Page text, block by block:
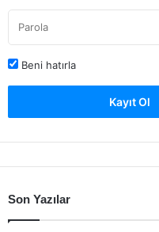
Beni hatırla
Kayıt Ol
Son Yazılar